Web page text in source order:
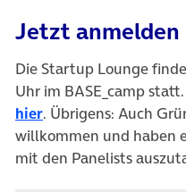
Jetzt anmelden
Die Startup Lounge
Uhr im BASE_camp
hier(öffnet in neuem
. Übrigens: Auch
willkommen und haben
mit den Panelists